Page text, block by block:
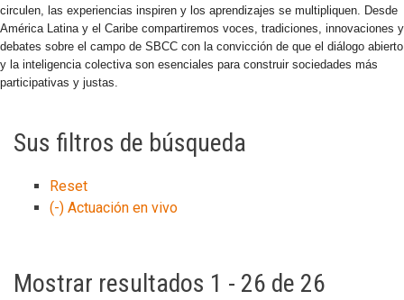
circulen, las experiencias inspiren y los aprendizajes se multipliquen. Desde
América Latina y el Caribe compartiremos voces, tradiciones, innovaciones y
debates sobre el campo de SBCC con la convicción de que el diálogo abierto
y la inteligencia colectiva son esenciales para construir sociedades más
participativas y justas.
Sus filtros de búsqueda
Reset
(-) Actuación en vivo
Mostrar resultados 1 - 26 de 26